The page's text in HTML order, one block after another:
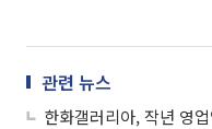
관련 뉴스
한화갤러리아, 작년 영